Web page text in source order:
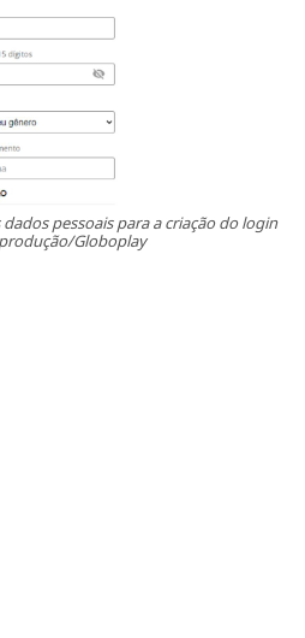
pessoais para a criação do login
Globoplay